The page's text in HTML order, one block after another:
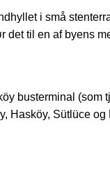
i små
det til en af byens
busterminal
Hasköy, Sütlüce